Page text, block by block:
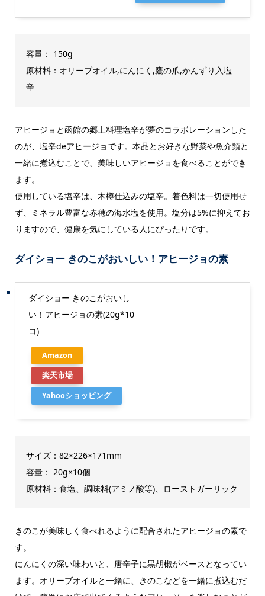
容量： 150g
原材料：オリーブオイル,にんにく,鷹の爪,かんずり入塩
辛
アヒージョと函館の郷土料理塩辛が夢のコラボレーションした
のが、塩辛deアヒージョです。本品とお好きな野菜や魚介類と
一緒に煮込むことで、美味しいアヒージョを食べることができ
ます。
使用している塩辛は、木樽仕込みの塩辛。着色料は一切使用せ
ず、ミネラル豊富な赤穂の海水塩を使用。塩分は5%に抑えてお
りますので、健康を気にしている人にぴったりです。
ダイショー きのこがおいしい！アヒージョの素
ダイショー きのこがおいし
い！アヒージョの素(20g*10
コ)
Amazon
楽天市場
Yahooショッピング
サイズ：82×226×171mm
容量： 20g×10個
原材料：食塩、調味料(アミノ酸等)、ローストガーリック
きのこが美味しく食べれるように配合されたアヒージョの素で
す。
にんにくの深い味わいと、唐辛子に黒胡椒がベースとなってい
ます。オリーブオイルと一緒に、きのこなどを一緒に煮込むだ